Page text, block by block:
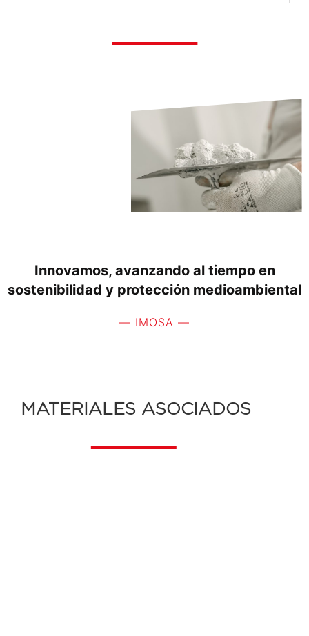
Innovamos, avanzando al tiempo en
sostenibilidad y protección medioambiental
— IMOSA —
MATERIALES ASOCIADOS